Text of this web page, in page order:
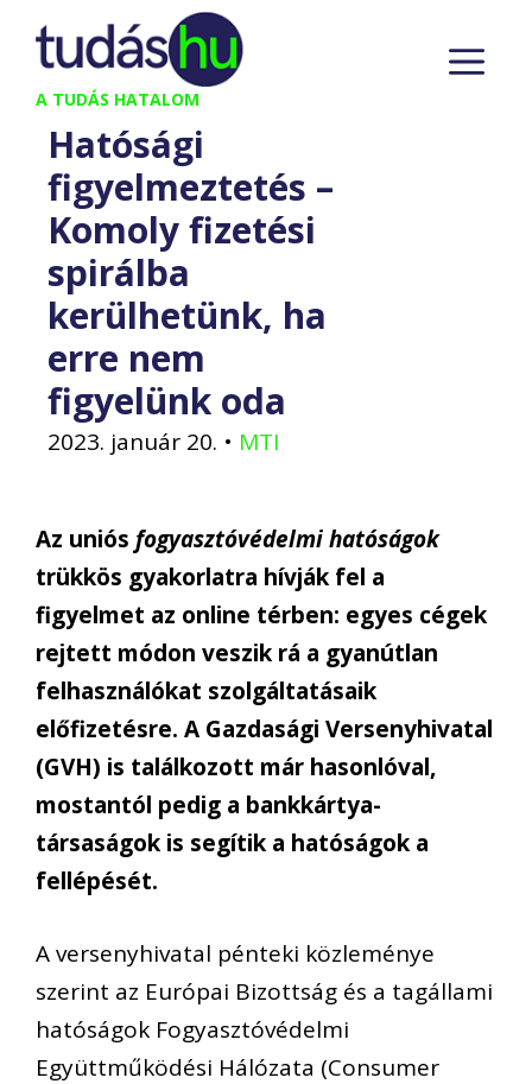
Kilépés
tartalomba
A TUDÁS HATALOM
Hatósági
figyelmeztetés –
Komoly fizetési
spirálba
kerülhetünk, ha
erre nem
figyelünk oda
2023. január 20. • MTI
Az uniós fogyasztóvédelmi hatóságok
trükkös gyakorlatra hívják fel a
figyelmet az online térben: egyes cégek
rejtett módon veszik rá a gyanútlan
felhasználókat szolgáltatásaik
előfizetésre. A Gazdasági Versenyhivatal
(GVH) is találkozott már hasonlóval,
mostantól pedig a bankkártya-
társaságok is segítik a hatóságok a
fellépését.
A versenyhivatal pénteki közleménye
szerint az Európai Bizottság és a tagállami
hatóságok Fogyasztóvédelmi
Együttműködési Hálózata (Consumer